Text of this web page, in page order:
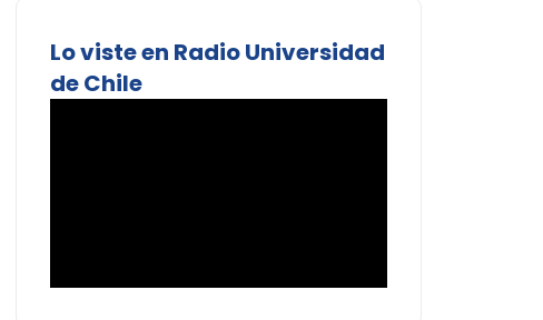
Lo viste en Radio Universidad
de Chile